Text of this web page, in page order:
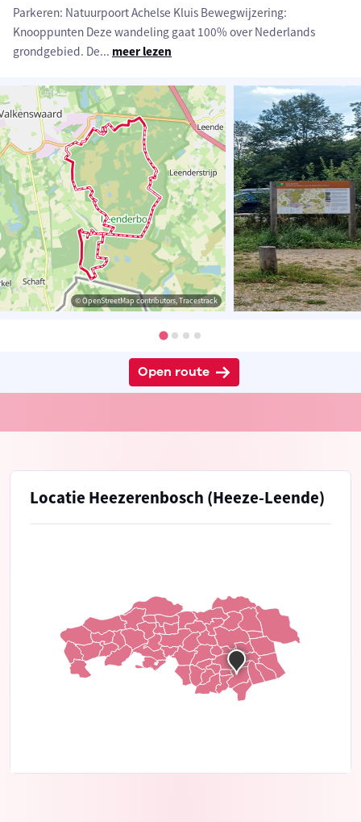
Parkeren: Natuurpoort Achelse Kluis Bewegwijzering:
Knooppunten Deze wandeling gaat 100% over Nederlands
grondgebied. De... meer lezen
© OpenStreetMap contributors, Tracestrack
Open route
Locatie Heezerenbosch (Heeze-Leende)